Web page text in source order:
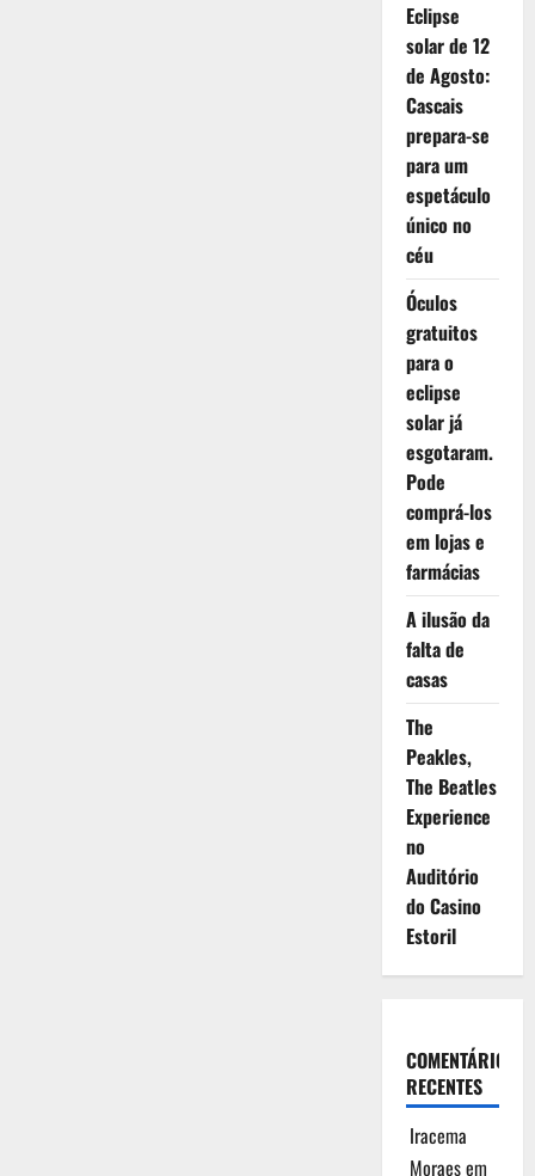
Eclipse
solar de 12
de Agosto:
Cascais
prepara-se
para um
espetáculo
único no
céu
Óculos
gratuitos
para o
eclipse
solar já
esgotaram.
Pode
comprá-los
em lojas e
farmácias
A ilusão da
falta de
casas
The
Peakles,
The Beatles
Experience
no
Auditório
do Casino
Estoril
COMENTÁRIOS
RECENTES
Iracema
Moraesem